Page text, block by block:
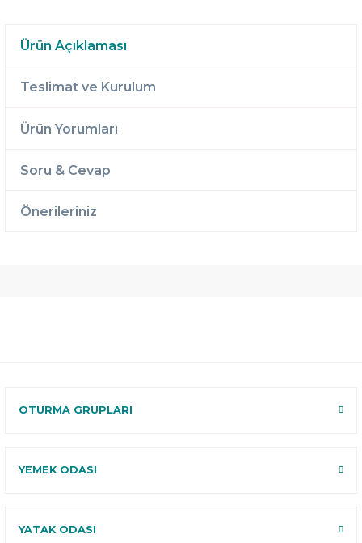
Ürün Açıklaması
Teslimat ve Kurulum
Ürün Yorumları
Soru & Cevap
Önerileriniz
OTURMA GRUPLARI
YEMEK ODASI
YATAK ODASI